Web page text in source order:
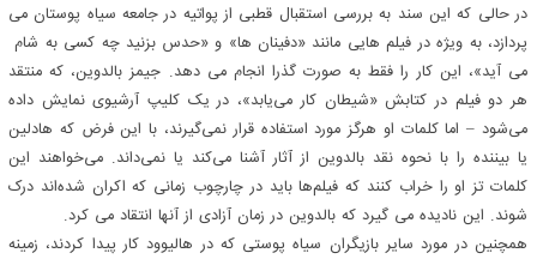
در حالی که این سند به بررسی استقبال قطبی از پواتیه در جامعه سیاه پوستان می
پردازد، به ویژه در فیلم هایی مانند «دفینان ها» و «حدس بزنید چه کسی به شام ​​
می آید»، این کار را فقط به صورت گذرا انجام می دهد. جیمز بالدوین، که منتقد
هر دو فیلم در کتابش «شیطان کار می‌یابد»، در یک کلیپ آرشیوی نمایش داده
می‌شود – اما کلمات او هرگز مورد استفاده قرار نمی‌گیرند، با این فرض که هادلین
یا بیننده را با نحوه نقد بالدوین از آثار آشنا می‌کند یا نمی‌داند. می‌خواهند این
کلمات تز او را خراب کنند که فیلم‌ها باید در چارچوب زمانی که اکران شده‌اند درک
شوند. این نادیده می گیرد که بالدوین در زمان آزادی از آنها انتقاد می کرد.
همچنین در مورد سایر بازیگران سیاه پوستی که در هالیوود کار پیدا کردند، زمینه